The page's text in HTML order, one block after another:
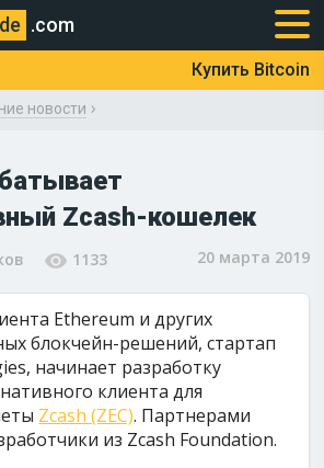
.com
Купить Bitcoin
новости ›
Zcash-кошелек
1133 20 марта 2019
Ethereum и других
блокчейн-решений, стартап
начинает разработку
клиента для
Zcash (ZEC). Партнерами
из Zcash Foundation.